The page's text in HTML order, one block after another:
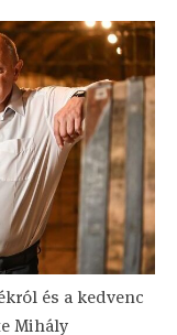
és a kedvenc
Mihály